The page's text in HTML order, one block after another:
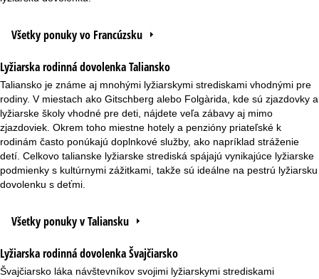
Všetky ponuky vo Francúzsku
Lyžiarska rodinná dovolenka Taliansko
Taliansko je známe aj mnohými lyžiarskymi strediskami vhodnými pre
rodiny. V miestach ako Gitschberg alebo Folgàrida, kde sú zjazdovky a
lyžiarske školy vhodné pre deti, nájdete veľa zábavy aj mimo
zjazdoviek. Okrem toho miestne hotely a penzióny priateľské k
rodinám často ponúkajú doplnkové služby, ako napríklad stráženie
detí. Celkovo talianske lyžiarske strediská spájajú vynikajúce lyžiarske
podmienky s kultúrnymi zážitkami, takže sú ideálne na pestrú lyžiarsku
dovolenku s deťmi.
Všetky ponuky v Taliansku
Lyžiarska rodinná dovolenka Švajčiarsko
Švajčiarsko láka návštevníkov svojimi lyžiarskymi strediskami